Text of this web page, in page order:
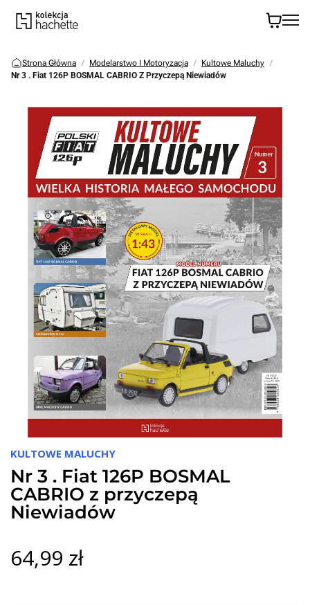
Strona Główna Modelarstwo I Motoryzacja
Kultowe Maluchy
Nr 3 . Fiat 126P BOSMAL CABRIO Z Przyczepą Niewiadów
KULTOWE MALUCHY
Nr 3 . Fiat 126P BOSMAL
CABRIO z przyczepą
Niewiadów
64,99 zł